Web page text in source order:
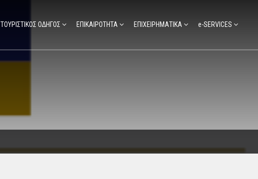
ΤΟΥΡΙΣΤΙΚΟΣ ΟΔΗΓΟΣ ΕΠΙΚΑΙΡΟΤΗΤΑ ΕΠΙΧΕΙΡΗΜΑΤΙΚΑ e-SERVICES